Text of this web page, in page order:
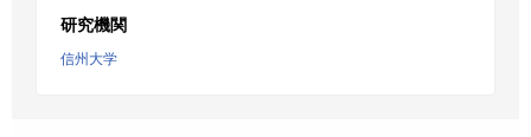
研究機関
信州大学